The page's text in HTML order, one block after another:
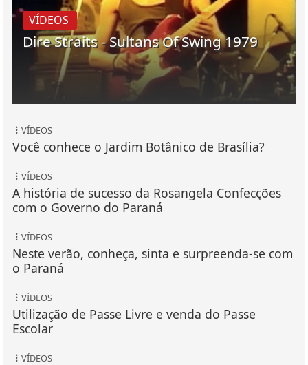
VÍDEOS
Dire Straits - Sultans Of Swing 1979
VÍDEOS
Você conhece o Jardim Botânico de Brasília?
VÍDEOS
A história de sucesso da Rosangela Confecções
com o Governo do Paraná
VÍDEOS
Neste verão, conheça, sinta e surpreenda-se com
o Paraná
VÍDEOS
Utilização de Passe Livre e venda do Passe
Escolar
VÍDEOS